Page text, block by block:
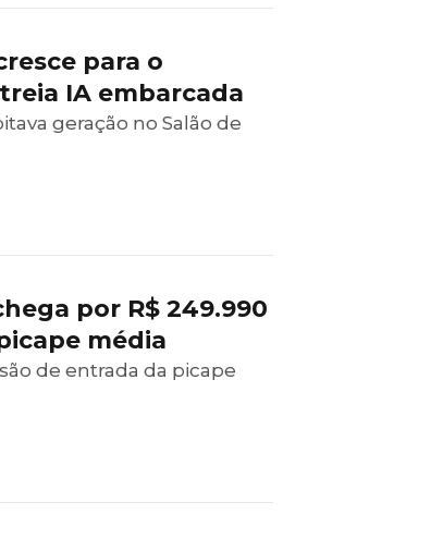
para o
IA embarcada
geração no Salão de
por R$ 249.990
média
de entrada da picape